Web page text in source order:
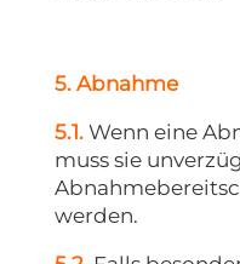
5. Abnahme
5.1. Wenn eine
muss sie
werden.